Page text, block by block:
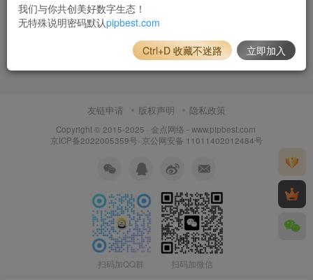
友链申请 版权声明 隐私政策
Copyright © 2015-2025 · 金点网络 - www.pipbest.com
京ICP备2022005359号· 京公网安备 11011402012484号
扫码加QQ群 扫码加微信
我们与你共创美好数字生态！
无特殊说明密码默认pipbest.com
Ctrl+D 收藏不迷路 立即加入